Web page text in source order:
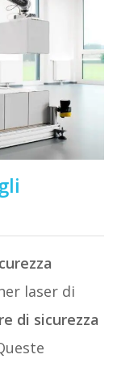
laser di
di sicurezza